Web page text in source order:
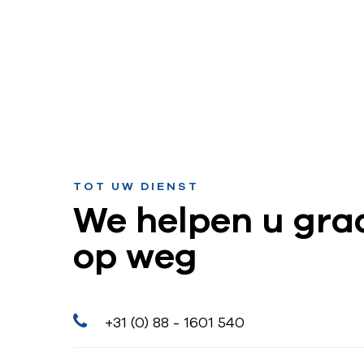
TOT UW DIENST
We helpen u
op weg
+31 (0) 88 - 1601 540